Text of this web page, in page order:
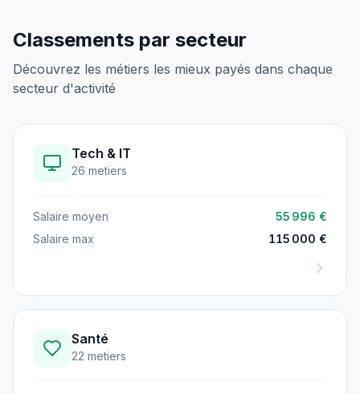
Classements par secteur
Découvrez les métiers les mieux payés dans chaque
secteur d'activité
Tech & IT
26 metiers
Salaire moyen
55 996 €
Salaire max
115 000 €
Santé
22 metiers